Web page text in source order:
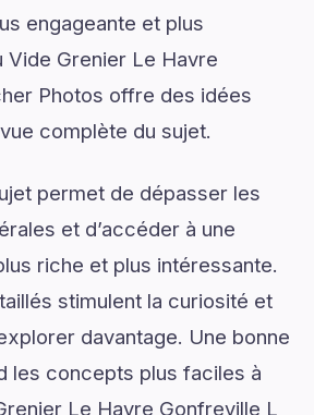
engageante et plus
Vide Grenier Le Havre
Photos offre des idées
complète du sujet.
permet de dépasser les
et d’accéder à une
riche et plus intéressante.
stimulent la curiosité et
davantage. Une bonne
les concepts plus faciles à
Le Havre Gonfreville L